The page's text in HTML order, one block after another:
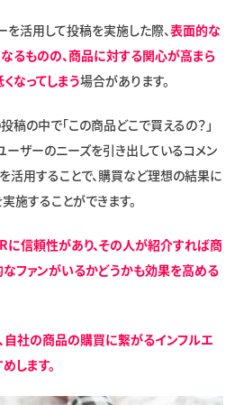
を活用して投稿を実施した際、表面的な
るものの、商品に対する関心が高まら
なってしまう場合があります。
稿の中で「この商品どこで買えるの？」
ーザーのニーズを引き出しているコメン
活用することで、購買など理想の結果に
施することができます。
に信頼性があり、その人が紹介すれば商
ファンがいるかどうかも効果を高める
自社の商品の購買に繋がるインフルエ
します。